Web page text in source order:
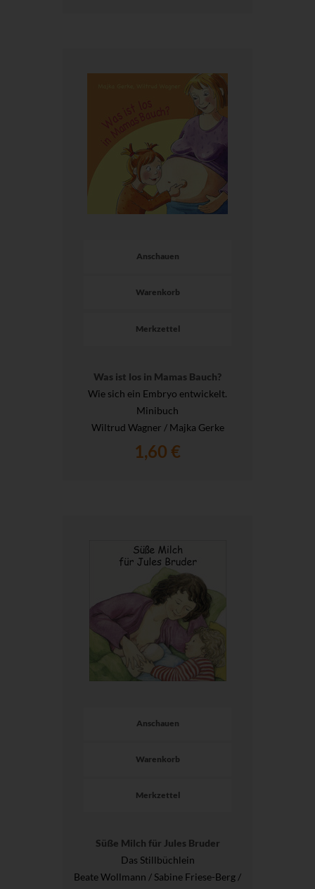
Anschauen
Warenkorb
Merkzettel
Was ist los in Mamas Bauch?
Wie sich ein Embryo entwickelt.
Minibuch
Wiltrud Wagner / Majka Gerke
1,60 €
Anschauen
Warenkorb
Merkzettel
Süße Milch für Jules Bruder
Das Stillbüchlein
Beate Wollmann / Sabine Friese-Berg /